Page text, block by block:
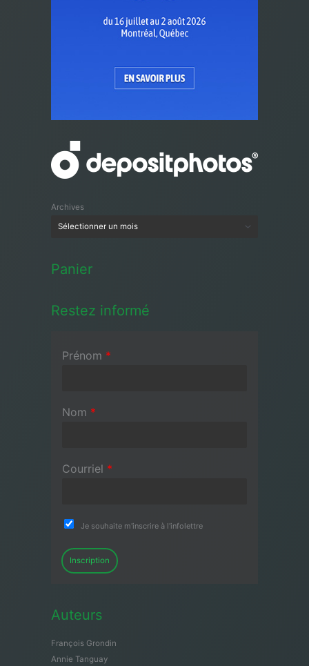
Archives
Panier
Restez informé
Prénom *
Nom *
Courriel *
Je souhaite m'inscrire à l'infolettre
Inscription
Auteurs
François Grondin
Annie Tanguay